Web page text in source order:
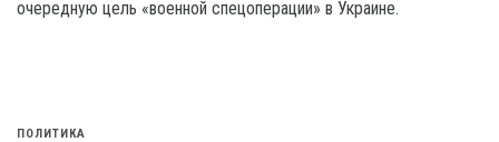
очередную цель «военной спецоперации» в Украине.
ПОЛИТИКА